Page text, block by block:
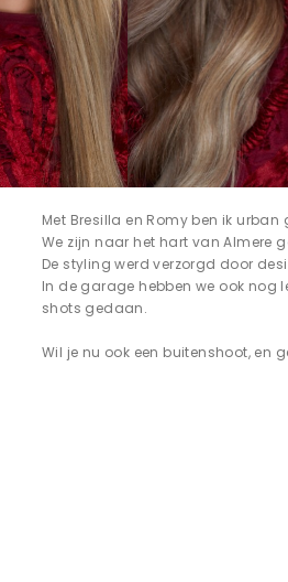
Met Bresilla en Romy ben ik
We zijn naar het hart van Almere
De styling werd verzorgd door
In de garage hebben we ook
shots gedaan.
Wil je nu ook een buitenshoot, en